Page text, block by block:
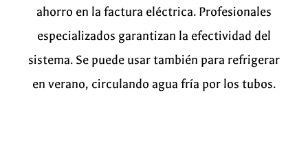
ahorro en la factura eléctrica. Profesionales
especializados garantizan la efectividad del
sistema. Se puede usar también para refrigerar
en verano, circulando agua fría por los tubos.